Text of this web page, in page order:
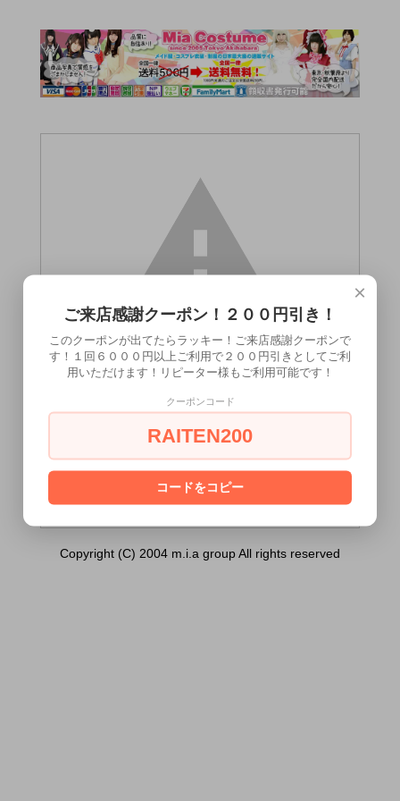
ンクラズベリー ５Ｌ （１個））は18歳
[ はい ] [ いいえ ]
Copyright (C) 2004 m.i.a group All rights reserved
×
ご来店感謝クーポン！２００円引き！
このクーポンが出てたらラッキー！ご来店感謝クーポンで
す！１回６０００円以上ご利用で２００円引きとしてご利
用いただけます！リピーター様もご利用可能です！
クーポンコード
RAITEN200
コードをコピー